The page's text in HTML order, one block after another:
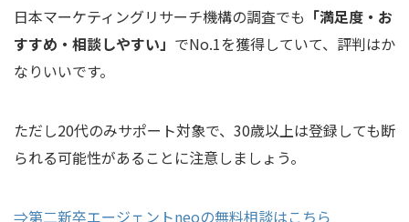
日本マーケティングリサーチ機構の調査でも 「満足度・お
すすめ・相談しやすい」 でNo.1を獲得していて、評判はか
なりいいです。
ただし20代のみサポート対象で、30歳以上は登録しても断
られる可能性があることに注意しましょう。
⇒第二新卒エージェントneoの無料相談はこちら